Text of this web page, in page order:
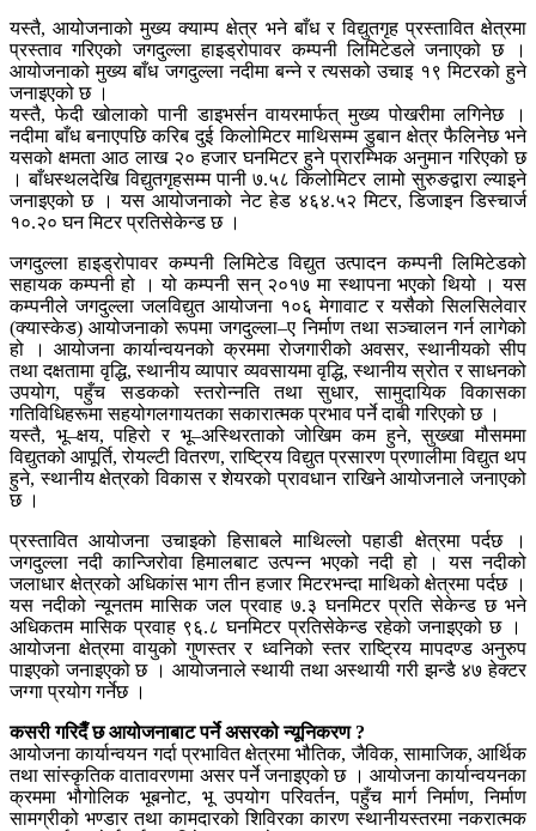
यस्तै, आयोजनाको मुख्य क्याम्प क्षेत्र भने बाँध र विद्युतगृह प्रस्तावित क्षेत्रमा
प्रस्ताव गरिएको जगदुल्ला हाइड्रोपावर कम्पनी लिमिटेडले जनाएको छ ।
आयोजनाको मुख्य बाँध जगदुल्ला नदीमा बन्ने र त्यसको उचाइ १९ मिटरको हुने
जनाइएको छ ।
यस्तै, फेदी खोलाको पानी डाइभर्सन वायरमार्फत् मुख्य पोखरीमा लगिनेछ ।
नदीमा बाँध बनाएपछि करिब दुई किलोमिटर माथिसम्म डुबान क्षेत्र फैलिनेछ भने
यसको क्षमता आठ लाख २० हजार घनमिटर हुने प्रारम्भिक अनुमान गरिएको छ
। बाँधस्थलदेखि विद्युतगृहसम्म पानी ७.५८ किलोमिटर लामो सुरुङद्वारा ल्याइने
जनाइएको छ । यस आयोजनाको नेट हेड ४६४.५२ मिटर, डिजाइन डिस्चार्ज
१०.२० घन मिटर प्रतिसेकेन्ड छ ।
जगदुल्ला हाइड्रोपावर कम्पनी लिमिटेड विद्युत उत्पादन कम्पनी लिमिटेडको
सहायक कम्पनी हो । यो कम्पनी सन् २०१७ मा स्थापना भएको थियो । यस
कम्पनीले जगदुल्ला जलविद्युत आयोजना १०६ मेगावाट र यसैको सिलसिलेवार
(क्यास्केड) आयोजनाको रूपमा जगदुल्ला–ए निर्माण तथा सञ्चालन गर्न लागेको
हो । आयोजना कार्यान्वयनको क्रममा रोजगारीको अवसर, स्थानीयको सीप
तथा दक्षतामा वृद्धि, स्थानीय व्यापार व्यवसायमा वृद्धि, स्थानीय स्रोत र साधनको
उपयोग, पहुँच सडकको स्तरोन्नति तथा सुधार, सामुदायिक विकासका
गतिविधिहरूमा सहयोगलगायतका सकारात्मक प्रभाव पर्ने दाबी गरिएको छ ।
यस्तै, भू–क्षय, पहिरो र भू–अस्थिरताको जोखिम कम हुने, सुख्खा मौसममा
विद्युतको आपूर्ति, रोयल्टी वितरण, राष्ट्रिय विद्युत प्रसारण प्रणालीमा विद्युत थप
हुने, स्थानीय क्षेत्रको विकास र शेयरको प्रावधान राखिने आयोजनाले जनाएको
छ ।
प्रस्तावित आयोजना उचाइको हिसाबले माथिल्लो पहाडी क्षेत्रमा पर्दछ ।
जगदुल्ला नदी कान्जिरोवा हिमालबाट उत्पन्न भएको नदी हो । यस नदीको
जलाधार क्षेत्रको अधिकांस भाग तीन हजार मिटरभन्दा माथिको क्षेत्रमा पर्दछ ।
यस नदीको न्यूनतम मासिक जल प्रवाह ७.३ घनमिटर प्रति सेकेन्ड छ भने
अधिकतम मासिक प्रवाह ९६.८ घनमिटर प्रतिसेकेन्ड रहेको जनाइएको छ ।
आयोजना क्षेत्रमा वायुको गुणस्तर र ध्वनिको स्तर राष्ट्रिय मापदण्ड अनुरुप
पाइएको जनाइएको छ । आयोजनाले स्थायी तथा अस्थायी गरी झन्डै ४७ हेक्टर
जग्गा प्रयोग गर्नेछ ।
कसरी गरिदैँ छ आयोजनाबाट पर्ने असरको न्यूनिकरण ?
आयोजना कार्यान्वयन गर्दा प्रभावित क्षेत्रमा भौतिक, जैविक, सामाजिक, आर्थिक
तथा सांस्कृतिक वातावरणमा असर पर्ने जनाइएको छ । आयोजना कार्यान्वयनका
क्रममा भौगोलिक भूबनोट, भू उपयोग परिवर्तन, पहुँच मार्ग निर्माण, निर्माण
सामग्रीको भण्डार तथा कामदारको शिविरका कारण स्थानीयस्तरमा नकरात्मक